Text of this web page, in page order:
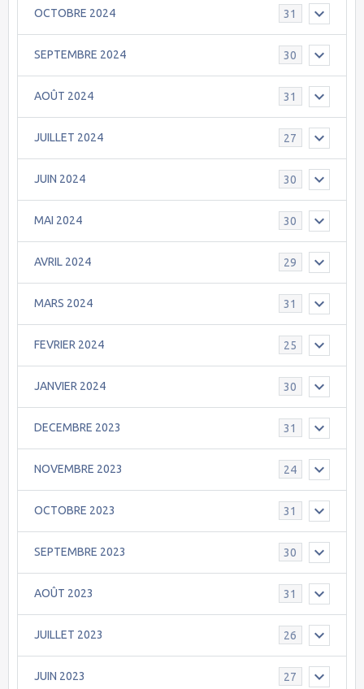
OCTOBRE 2024 31
SEPTEMBRE 2024 30
AOÛT 2024 31
JUILLET 2024 27
JUIN 2024 30
MAI 2024 30
AVRIL 2024 29
MARS 2024 31
FEVRIER 2024 25
JANVIER 2024 30
DECEMBRE 2023 31
NOVEMBRE 2023 24
OCTOBRE 2023 31
SEPTEMBRE 2023 30
AOÛT 2023 31
JUILLET 2023 26
JUIN 2023 27